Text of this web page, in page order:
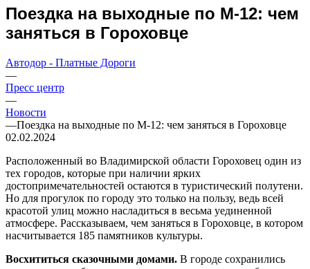
Поездка на выходные по М-12: чем
заняться в Гороховце
Автодор - Платные Дороги
—
Пресс центр
—
Новости
—Поездка на выходные по М-12: чем заняться в Гороховце
02.02.2024
Расположенный во Владимирской области Гороховец один из
тех городов, которые при наличии ярких
достопримечательностей остаются в туристический полутени.
Но для прогулок по городу это только на пользу, ведь всей
красотой улиц можно насладиться в весьма уединенной
атмосфере. Рассказываем, чем заняться в Гороховце, в котором
насчитывается 185 памятников культуры.
Восхититься сказочными домами. В городе сохранились